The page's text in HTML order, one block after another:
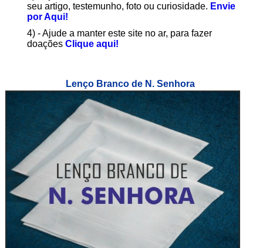
seu artigo, testemunho, foto ou curiosidade. Envie
por Aqui!
4) - Ajude a manter este site no ar, para fazer
doações Clique aqui!
Lenço Branco de N. Senhora